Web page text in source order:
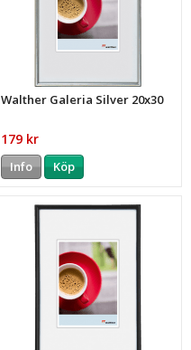
Walther Galeria Silver 20x30
179 kr
Info Köp